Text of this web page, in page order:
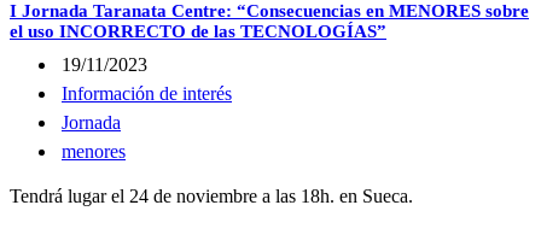
I Jornada Taranata Centre: “Consecuencias en MENORES sobre
el uso INCORRECTO de las TECNOLOGÍAS”
19/11/2023
Información de interés
Jornada
menores
Tendrá lugar el 24 de noviembre a las 18h. en Sueca.